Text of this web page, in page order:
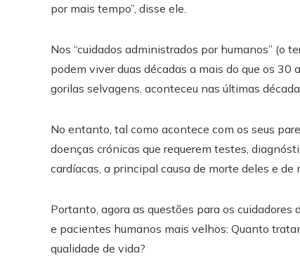
por mais tempo”, disse ele.
Nos “cuidados administrados por humanos” (o
podem viver duas décadas a mais do que os 30
gorilas selvagens. aconteceu nas últimas
No entanto, tal como acontece com os seus
doenças crónicas que requerem testes,
cardíacas, a principal causa de morte deles e de
Portanto, agora as questões para os
e pacientes humanos mais velhos: Quanto
qualidade de vida?